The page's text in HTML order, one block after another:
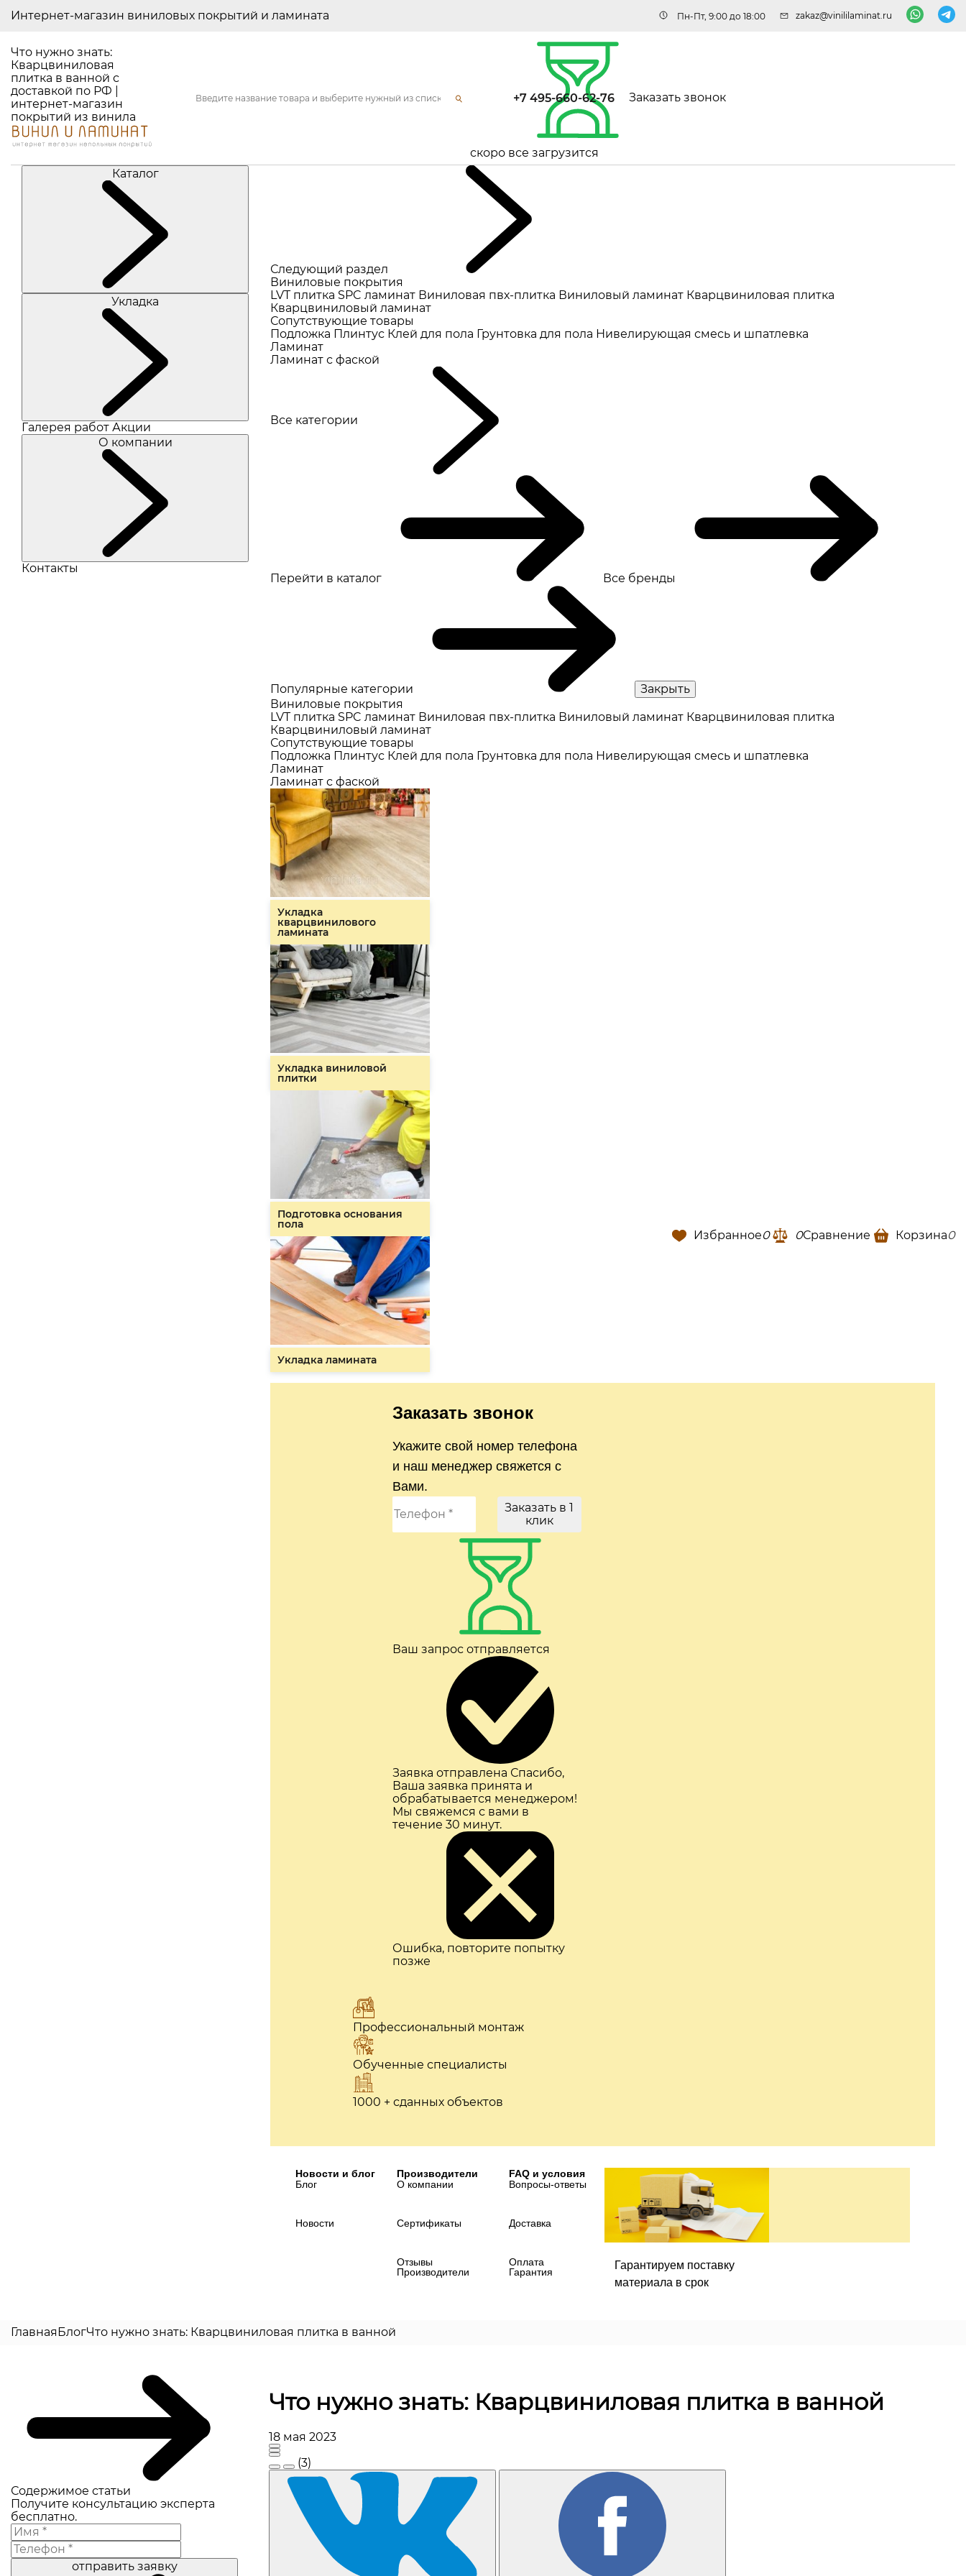
Интернет-магазин виниловых покрытий и ламината Пн-Пт, 9:00 до 18:00 zakaz@vinililaminat.ru
Что нужно знать:
Кварцвиниловая
плитка в ванной с
доставкой по РФ |
интернет-магазин
покрытий из винила
скоро все загрузится
+7 495-660-62-76 Заказать звонок
Каталог
Укладка
Галерея работ Акции
О компании
Контакты
Следующий раздел
Виниловые покрытия
LVT плитка SPC ламинат Виниловая пвх-плитка Виниловый ламинат Кварцвиниловая плитка
Кварцвиниловый ламинат
Сопутствующие товары
Подложка Плинтус Клей для пола Грунтовка для пола Нивелирующая смесь и шпатлевка
Ламинат
Ламинат с фаской
Все катeгории
Перейти в каталог Все бренды
Популярные категории
Закрыть
Виниловые покрытия
LVT плитка SPC ламинат Виниловая пвх-плитка Виниловый ламинат Кварцвиниловая плитка
Кварцвиниловый ламинат
Сопутствующие товары
Подложка Плинтус Клей для пола Грунтовка для пола Нивелирующая смесь и шпатлевка
Ламинат
Ламинат с фаской
Укладка
кварцвинилового
ламината
Укладка виниловой
плитки
Подготовка основания
пола
Укладка ламината
Заказать звонок
Укажите свой номер телефона
и наш менеджер свяжется с
Вами.
Заказать в 1
клик
Ваш запрос отправляется
Заявка отправлена Спасибо,
Ваша заявка принята и
обрабатывается менеджером!
Мы свяжемся с вами в
течение 30 минут.
Ошибка, повторите попытку
позже
Профессиональный монтаж
Обученные специалисты
1000 + сданных объектов
Новости и блог
Блог
Новости
Производители
О компании
Сертификаты
Отзывы
Производители
FAQ и условия
Вопросы-ответы
Доставка
Оплата
Гарантия
Гарантируем поставку
материала в срок
Избранное0 0Сравнение Корзина0
Главная БлогЧто нужно знать: Кварцвиниловая плитка в ванной
Содержимое статьи
Получите консультацию эксперта
бесплатно.
отправить заявку
Что нужно знать: Кварцвиниловая плитка в ванной
18 мая 2023
(3)